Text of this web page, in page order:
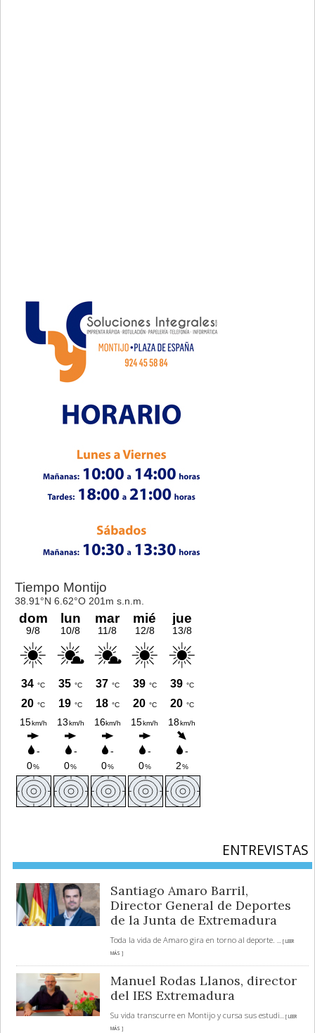
ENTREVISTAS
Santiago Amaro Barril,
Director General de Deportes
de la Junta de Extremadura
Toda la vida de Amaro gira en torno al deporte.
... [ LEER
MÁS ]
Manuel Rodas Llanos, director
del IES Extremadura
Su vida transcurre en Montijo y cursa sus estudi... [ LEER
MÁS ]